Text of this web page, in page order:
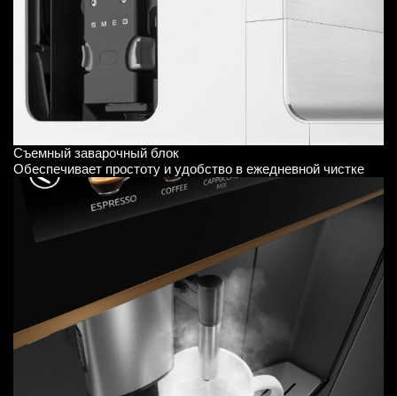
Съемный заварочный блок
Обеспечивает простоту и удобство в ежедневной чистке